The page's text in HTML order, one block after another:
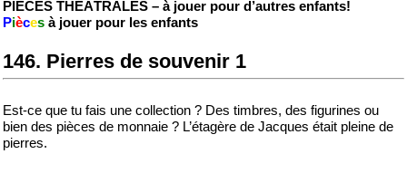
PIÈCES THÉÂTRALES – à jouer pour d’autres enfants!
Pièces à jouer pour les enfants
146. Pierres de souvenir 1
Est-ce que tu fais une collection ? Des timbres, des figurines ou
bien des pièces de monnaie ? L’étagère de Jacques était pleine de
pierres.